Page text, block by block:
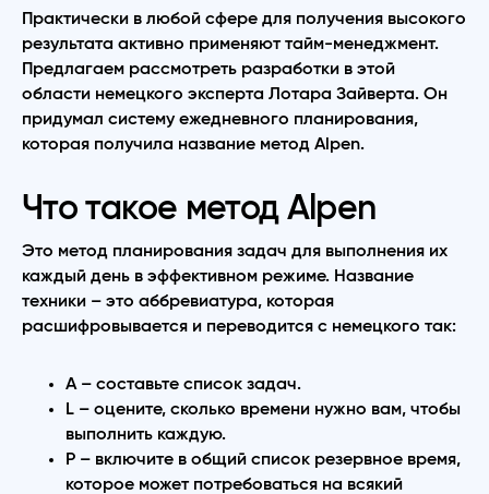
Практически в любой сфере для получения высокого
результата активно применяют тайм-менеджмент.
Предлагаем рассмотреть разработки в этой
области немецкого эксперта Лотара Зайверта. Он
придумал систему ежедневного планирования,
которая получила название метод Alpen.
Что такое метод Alpen
Это метод планирования задач для выполнения их
каждый день в эффективном режиме. Название
техники – это аббревиатура, которая
расшифровывается и переводится с немецкого так:
A – составьте список задач.
L – оцените, сколько времени нужно вам, чтобы
выполнить каждую.
P – включите в общий список резервное время,
которое может потребоваться на всякий